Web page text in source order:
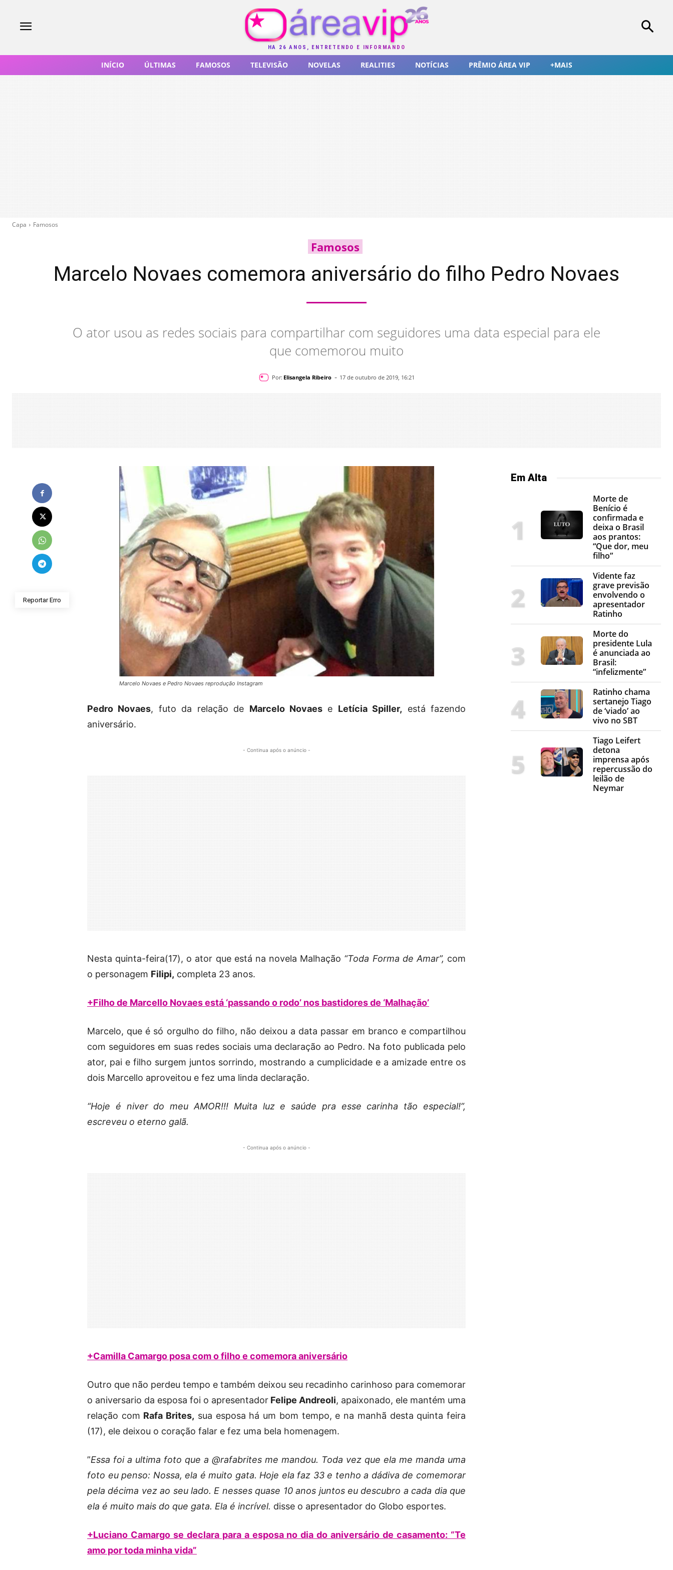
HÁ 26 ANOS, ENTRETENDO E INFORMANDO
INÍCIO ÚLTIMAS FAMOSOS TELEVISÃO NOVELAS REALITIES NOTÍCIAS PRÊMIO ÁREA VIP +MAIS
Capa Famosos
Famosos
Marcelo Novaes comemora aniversário do filho Pedro Novaes
O ator usou as redes sociais para compartilhar com seguidores uma data especial para ele
que comemorou muito
Por: Elisangela Ribeiro - 17 de outubro de 2019, 16:21
Reportar Erro
Marcelo Novaes e Pedro Novaes reprodução Instagram
Pedro Novaes, futo da relação de Marcelo Novaese Letícia Spiller, está fazendo
aniversário.
- Continua após o anúncio -
Nesta quinta-feira(17), o ator que está na novela Malhação “Toda Forma de Amar”, com
o personagem Filipi, completa 23 anos.
+Filho de Marcello Novaes está ‘passando o rodo’ nos bastidores de ‘Malhação’
Marcelo, que é só orgulho do filho, não deixou a data passar em branco e compartilhou
com seguidores em suas redes sociais uma declaração ao Pedro. Na foto publicada pelo
ator, pai e filho surgem juntos sorrindo, mostrando a cumplicidade e a amizade entre os
dois Marcello aproveitou e fez uma linda declaração.
“Hoje é niver do meu AMOR!!! Muita luz e saúde pra esse carinha tão especial!”,
escreveu o eterno galã.
- Continua após o anúncio -
+Camilla Camargo posa com o filho e comemora aniversário
Outro que não perdeu tempo e também deixou seu recadinho carinhoso para comemorar
o aniversario da esposa foi o apresentador Felipe Andreoli, apaixonado, ele mantém uma
relação com Rafa Brites, sua esposa há um bom tempo, e na manhã desta quinta feira
(17), ele deixou o coração falar e fez uma bela homenagem.
”Essa foi a ultima foto que a @rafabrites me mandou. Toda vez que ela me manda uma
foto eu penso: Nossa, ela é muito gata. Hoje ela faz 33 e tenho a dádiva de comemorar
pela décima vez ao seu lado. E nesses quase 10 anos juntos eu descubro a cada dia que
ela é muito mais do que gata. Ela é incrível. disse o apresentador do Globo esportes.
+Luciano Camargo se declara para a esposa no dia do aniversário de casamento: “Te
amo por toda minha vida”
Em Alta
Morte de
Benício é
confirmada e
deixa o Brasil
aos prantos:
“Que dor, meu
filho”
Vidente faz
grave previsão
envolvendo o
apresentador
Ratinho
Morte do
presidente Lula
é anunciada ao
Brasil:
“infelizmente”
Ratinho chama
sertanejo Tiago
de ‘viado’ ao
vivo no SBT
Tiago Leifert
detona
imprensa após
repercussão do
leilão de
Neymar